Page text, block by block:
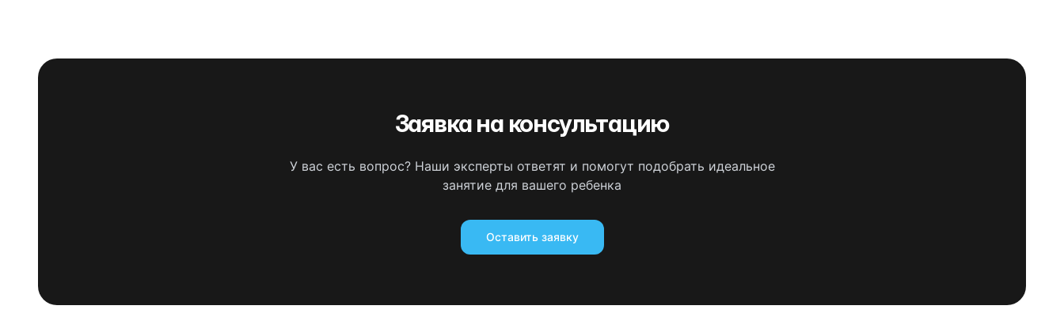
Заявка на консультацию
У вас есть вопрос? Наши эксперты ответят и помогут подобрать идеальное
занятие для вашего ребенка
Оставить заявку